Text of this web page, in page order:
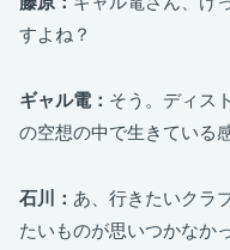
すよね？
ギャル電： そう。ディス
の空想の中で生きている
石川： あ、行きたいクラ
たいものが思いつかなか